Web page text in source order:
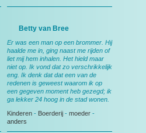
Betty van Bree
Er was een man op een brommer. Hij
haalde me in, ging naast me rijden of
liet mij hem inhalen. Het hield maar
niet op. Ik vond dat zo verschrikkelijk
eng. Ik denk dat dat een van de
redenen is geweest waarom ik op
een gegeven moment heb gezegd; ik
ga lekker 24 hoog in de stad wonen.
Kinderen - Boerderij - moeder -
anders